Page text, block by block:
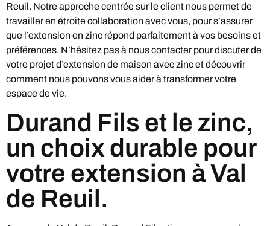
Reuil. Notre approche centrée sur le client nous permet de
travailler en étroite collaboration avec vous, pour s’assurer
que l’extension en zinc répond parfaitement à vos besoins et
préférences. N’hésitez pas à nous contacter pour discuter de
votre projet d’extension de maison avec zinc et découvrir
comment nous pouvons vous aider à transformer votre
espace de vie.
Durand Fils et le zinc,
un choix durable pour
votre extension à Val
de Reuil.